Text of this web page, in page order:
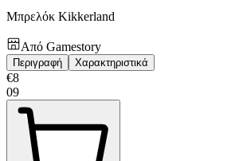
Μπρελόκ Kikkerland
Από Gamestory
Περιγραφή Χαρακτηριστικά
€8
09